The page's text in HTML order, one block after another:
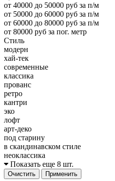
от 40000 до 50000 руб за п/м
от 50000 до 60000 руб за п/м
от 60000 до 80000 руб за п/м
от 80000 руб за пог. метр
Стиль
модерн
хай-тек
современные
классика
прованс
ретро
кантри
эко
лофт
арт-деко
под старину
в скандинавском стиле
неоклассика
Показать еще 8 шт.
Очистить Применить